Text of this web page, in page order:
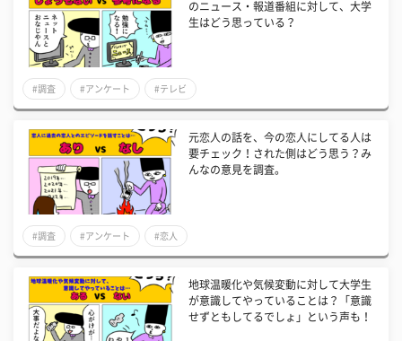
のニュース・報道番組に対して、大学
生はどう思っている？
#調査 #アンケート #テレビ
元恋人の話を、今の恋人にしてる人は
要チェック！された側はどう思う？み
んなの意見を調査。
#調査 #アンケート #恋人
地球温暖化や気候変動に対して大学生
が意識してやっていることは？「意識
せずともしてるでしょ」という声も！